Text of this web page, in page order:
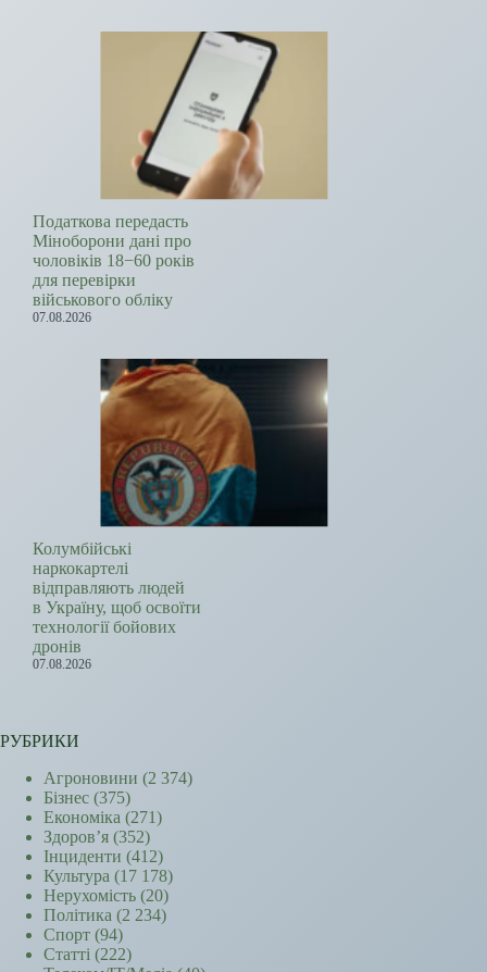
Податкова передасть
Міноборони дані про
чоловіків 18−60 років
для перевірки
військового обліку
07.08.2026
Колумбійські
наркокартелі
відправляють людей
в Україну, щоб освоїти
технології бойових
дронів
07.08.2026
РУБРИКИ
Агроновини (2 374)
Бізнес (375)
Економіка (271)
Здоров’я (352)
Інциденти (412)
Культура (17 178)
Нерухомість (20)
Політика (2 234)
Спорт (94)
Статті (222)